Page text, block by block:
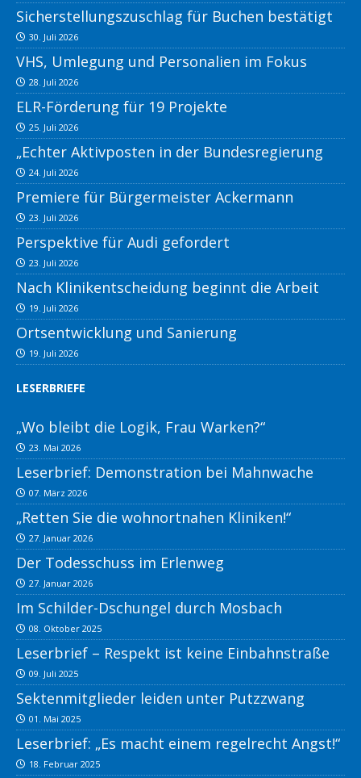
Sicherstellungszuschlag für Buchen bestätigt
30. Juli 2026
VHS, Umlegung und Personalien im Fokus
28. Juli 2026
ELR-Förderung für 19 Projekte
25. Juli 2026
„Echter Aktivposten in der Bundesregierung
24. Juli 2026
Premiere für Bürgermeister Ackermann
23. Juli 2026
Perspektive für Audi gefordert
23. Juli 2026
Nach Klinikentscheidung beginnt die Arbeit
19. Juli 2026
Ortsentwicklung und Sanierung
19. Juli 2026
LESERBRIEFE
„Wo bleibt die Logik, Frau Warken?“
23. Mai 2026
Leserbrief: Demonstration bei Mahnwache
07. März 2026
„Retten Sie die wohnortnahen Kliniken!“
27. Januar 2026
Der Todesschuss im Erlenweg
27. Januar 2026
Im Schilder-Dschungel durch Mosbach
08. Oktober 2025
Leserbrief – Respekt ist keine Einbahnstraße
09. Juli 2025
Sektenmitglieder leiden unter Putzzwang
01. Mai 2025
Leserbrief: „Es macht einem regelrecht Angst!“
18. Februar 2025